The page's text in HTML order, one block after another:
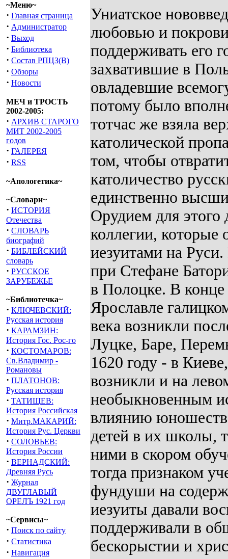
~Меню~
· Главная страница
· Администратор
· Выход
· Библиотека
· Состав РПЦЗ(В)
· Обзоры
· Новости
МЕЧ и ТРОСТЬ
2002-2005:
· АРХИВ СТАРОГО
МИТ 2002-2005
годов
· ГАЛЕРЕЯ
· RSS
~Апологетика~
~Словари~
· ИСТОРИЯ
Отечества
· СЛОВАРЬ
биографий
· БИБЛЕЙСКИЙ
словарь
· РУССКОЕ
ЗАРУБЕЖЬЕ
~Библиотечка~
· КЛЮЧЕВСКИЙ:
Русская история
· КАРАМЗИН:
История Гос. Рос-го
· КОСТОМАРОВ:
Св.Владимир -
Романовы
· ПЛАТОНОВ:
Русская история
· ТАТИЩЕВ:
История Российская
· Митр.МАКАРИЙ:
История Рус. Церкви
· СОЛОВЬЕВ:
История России
· ВЕРНАДСКИЙ:
Древняя Русь
· Журнал
ДВУГЛАВЫЙ
ОРЕЛЪ 1921 год
~Сервисы~
· Поиск по сайту
· Статистика
· Навигация
Униатское
любовью и
поддерживать его
захватившие в
овладевшие
потому было
тотчас же взяла
католической
том, чтобы
католичество
единственно
Орудием для
коллегии, которые
иезуитами на
при Стефане
в Полоцке. В
Ярославле
века возникли
Луцке, Баре,
1620 году - в
возникли и на
необыкновенным
влиянию
детей в их школы,
ними в скором
тогда признаком
фундуши на
иезуиты давали
поддерживали в
бескорыстии и